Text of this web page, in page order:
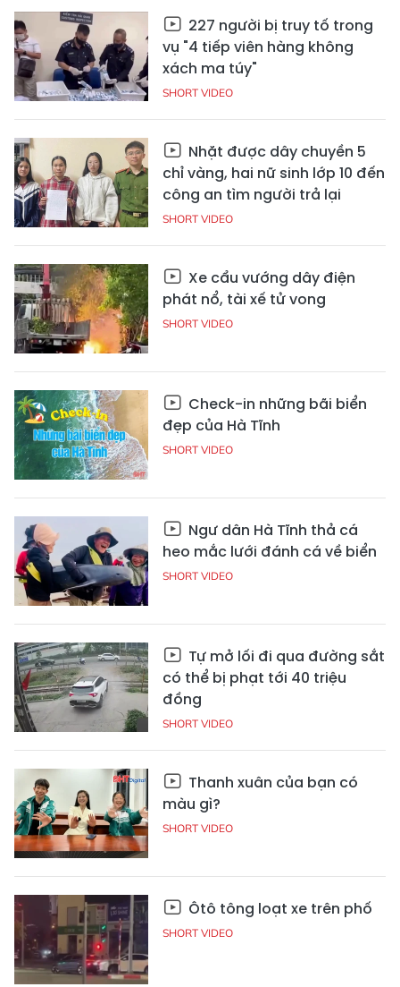
227 người bị truy tố trong
vụ "4 tiếp viên hàng không
xách ma túy"
SHORT VIDEO
Nhặt được dây chuyền 5
chỉ vàng, hai nữ sinh lớp 10 đến
công an tìm người trả lại
SHORT VIDEO
Xe cẩu vướng dây điện
phát nổ, tài xế tử vong
SHORT VIDEO
Check-in những bãi biển
đẹp của Hà Tĩnh
SHORT VIDEO
Ngư dân Hà Tĩnh thả cá
heo mắc lưới đánh cá về biển
SHORT VIDEO
Tự mở lối đi qua đường sắt
có thể bị phạt tới 40 triệu
đồng
SHORT VIDEO
Thanh xuân của bạn có
màu gì?
SHORT VIDEO
Ôtô tông loạt xe trên phố
SHORT VIDEO